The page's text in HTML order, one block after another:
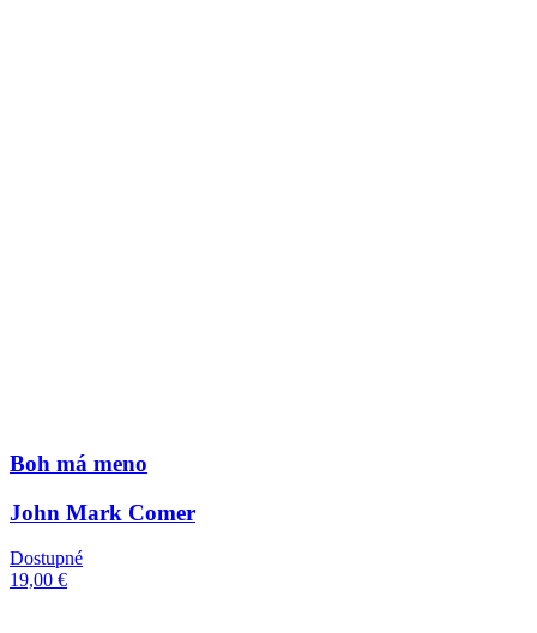
Boh má meno
John Mark Comer
Dostupné
19,00 €